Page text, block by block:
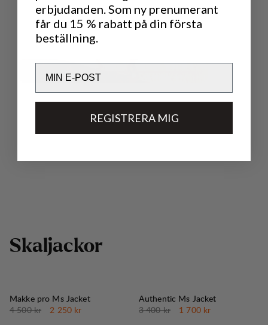
Skaljackor
REA:
Makke pro Ms Jacket
Originalpris:
4 500 kr Reapris:
2 250 kr
REA
Authentic Ms Jacket
Originalpris:
3 400 kr Reapris:
1 700 kr
erbjudanden. Som ny prenumerant
får du 15 % rabatt på din första
beställning.
REGISTRERA MIG